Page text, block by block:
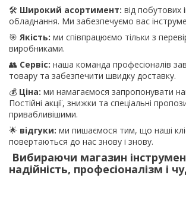
🛠️ Широкий асортимент: від побутових
обладнання. Ми забезпечуємо вас
🎯 Якість: ми співпрацюємо тільки з
виробниками.
👥 Сервіс: наша команда професіоналів
товару та забезпечити швидку доставку.
💰 Ціна: ми намагаємося запропонувати
Постійні акції, знижки та спеціальні
привабливішими.
🌟 відгуки: ми пишаємося тим, що наші
повертаються до нас знову і знову.
Вибираючи магазин
надійність, професіоналізм і